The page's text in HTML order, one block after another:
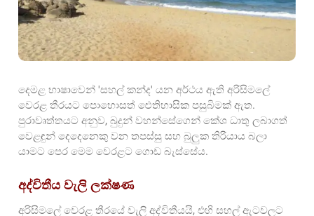
දෙමළ භාෂාවෙන් 'සහල් කන්ද' යන අර්ථය ඇති අරිසිමලේ
වෙරළ තීරයට පොහොසත් ඓතිහාසික පසුබිමක් ඇත.
පුරාවෘත්තයට අනුව, බුදුන් වහන්සේගෙන් කේශ ධාතු ලබාගත්
වෙළඳුන් දෙදෙනෙකු වන තපස්සු සහ බුලුක තිරියාය බලා
යාමට පෙර මෙම වෙරළට ගොඩ බැස්සේය.
අද්විතීය වැලි ලක්ෂණ
අරිසිමලේ වෙරළ තීරයේ වැලි අද්විතීයයි, එහි සහල් ඇටවලට